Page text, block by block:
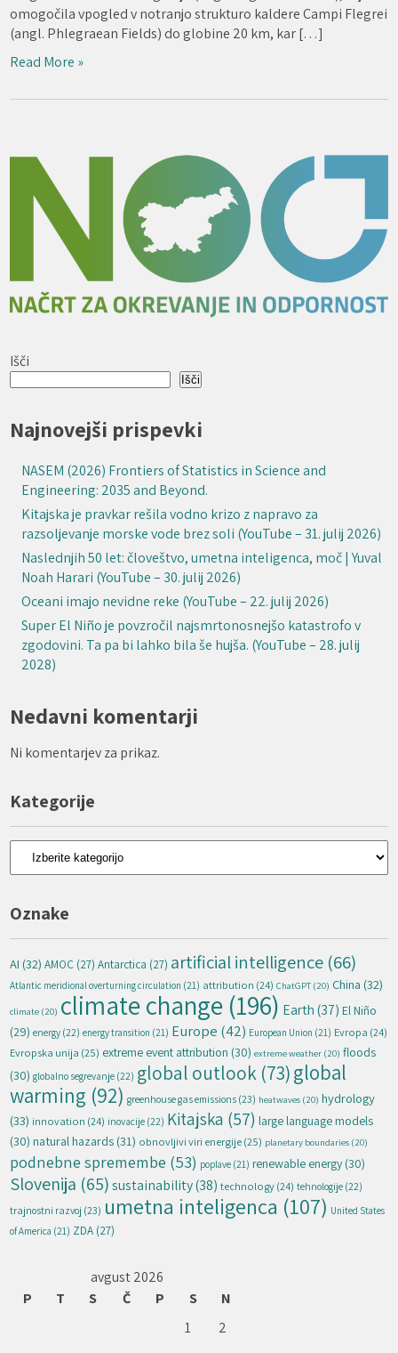
omogočila vpogled v notranjo strukturo kaldere Campi Flegrei
(angl. Phlegraean Fields) do globine 20 km, kar […]
Read More »
Išči
Išči
Najnovejši prispevki
NASEM (2026) Frontiers of Statistics in Science and
Engineering: 2035 and Beyond.
Kitajska je pravkar rešila vodno krizo z napravo za
razsoljevanje morske vode brez soli (YouTube – 31. julij 2026)
Naslednjih 50 let: človeštvo, umetna inteligenca, moč | Yuval
Noah Harari (YouTube – 30. julij 2026)
Oceani imajo nevidne reke (YouTube – 22. julij 2026)
Super El Niño je povzročil najsmrtonosnejšo katastrofo v
zgodovini. Ta pa bi lahko bila še hujša. (YouTube – 28. julij
2028)
Nedavni komentarji
Ni komentarjev za prikaz.
Kategorije
Kategorije
Oznake
AI (32) AMOC (27) Antarctica (27) artificial intelligence (66)
Atlantic meridional overturning circulation (21) attribution (24) ChatGPT (20) China (32)
climate (20) climate change (196) Earth (37) El Niño
(29) energy (22) energy transition (21) Europe (42) European Union (21) Evropa (24)
Evropska unija (25) extreme event attribution (30) extreme weather (20) floods
(30) globalno segrevanje (22) global outlook (73)global
warming (92) greenhouse gas emissions (23) heatwaves (20) hydrology
(33) innovation (24) inovacije (22) Kitajska (57) large language models
(30) natural hazards (31) obnovljivi viri energije(25) planetary boundaries (20)
podnebne spremembe (53) poplave (21) renewable energy (30)
Slovenija (65) sustainability(38) technology(24) tehnologije (22)
trajnostni razvoj (23) umetna inteligenca (107) United States
of America (21) ZDA (27)
avgust 2026
P
T S Č P S
N
1
2